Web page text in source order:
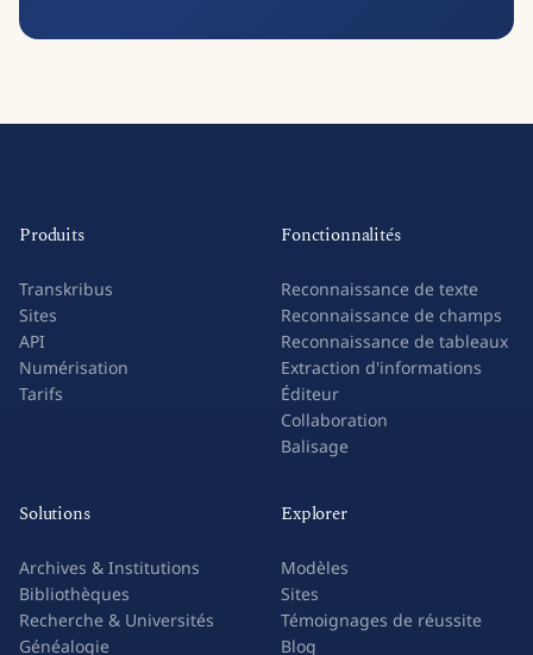
Produits
Transkribus
Sites
API
Numérisation
Tarifs
Fonctionnalités
Reconnaissance de texte
Reconnaissance de champs
Reconnaissance de tableaux
Extraction d'informations
Éditeur
Collaboration
Balisage
Solutions
Archives & Institutions
Bibliothèques
Recherche & Universités
Généalogie
Explorer
Modèles
Sites
Témoignages de réussite
Blog